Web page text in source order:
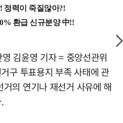
김윤영 기자 = 중앙선관위
구 투표용지 부족 사태에 관
의 연기나 재선거 사유에 해